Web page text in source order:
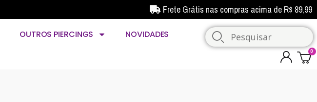
Frete Grátis nas compras acima de R$ 89,99
OUTROS PIERCINGS
NOVIDADES